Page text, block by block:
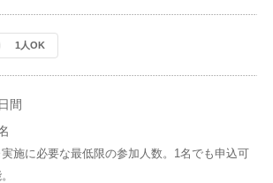
1人OK
間
施に必要な最低限の参加人数。1名でも申込可